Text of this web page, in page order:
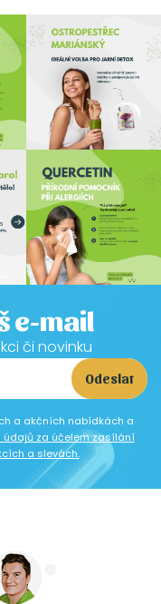
e-mail
či novinku
Odeslat
a akčních nabídkách a
za účelem zasílání
a slevách.